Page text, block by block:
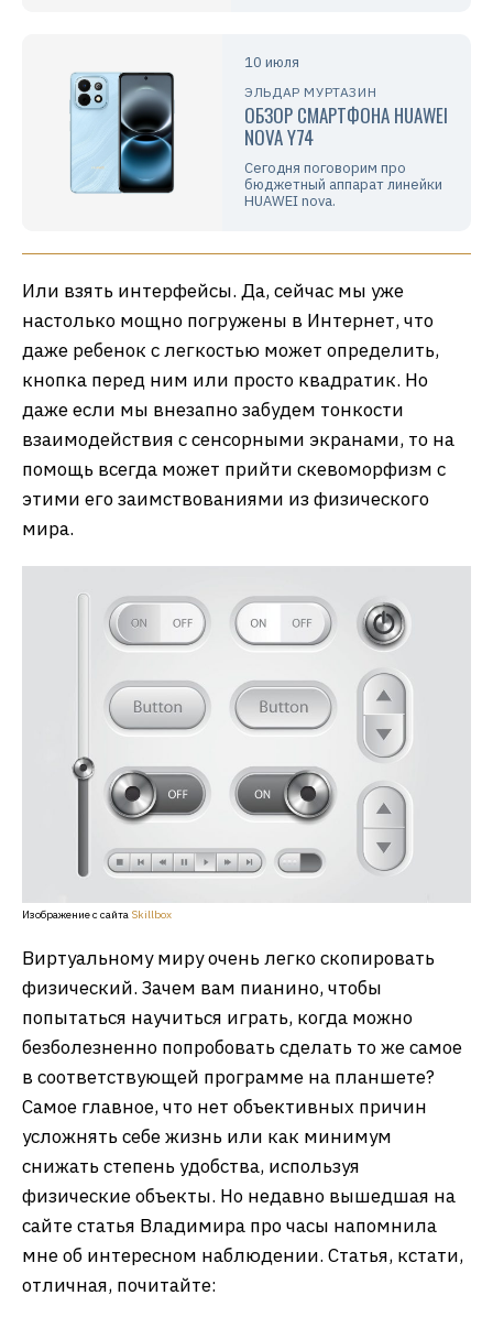
10 июля
ЭЛЬДАР МУРТАЗИН
ОБЗОР СМАРТФОНА HUAWEI
NOVA Y74
Сегодня поговорим про
бюджетный аппарат линейки
HUAWEI nova.
Или взять интерфейсы. Да, сейчас мы уже
настолько мощно погружены в Интернет, что
даже ребенок с легкостью может определить,
кнопка перед ним или просто квадратик. Но
даже если мы внезапно забудем тонкости
взаимодействия с сенсорными экранами, то на
помощь всегда может прийти скевоморфизм с
этими его заимствованиями из физического
мира.
Изображение с сайта Skillbox
Виртуальному миру очень легко скопировать
физический. Зачем вам пианино, чтобы
попытаться научиться играть, когда можно
безболезненно попробовать сделать то же самое
в соответствующей программе на планшете?
Самое главное, что нет объективных причин
усложнять себе жизнь или как минимум
снижать степень удобства, используя
физические объекты. Но недавно вышедшая на
сайте статья Владимира про часы напомнила
мне об интересном наблюдении. Статья, кстати,
отличная, почитайте: